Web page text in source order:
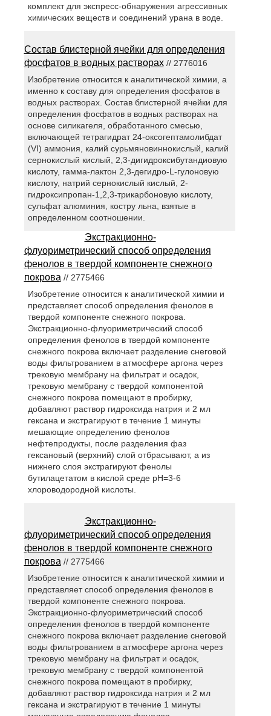
комплект для экспресс-обнаружения агрессивных
химических веществ и соединений урана в воде.
Состав блистерной ячейки для определения
фосфатов в водных растворах// 2776016
Изобретение относится к аналитической химии, а
именно к составу для определения фосфатов в
водных растворах. Состав блистерной ячейки для
определения фосфатов в водных растворах на
основе силикагеля, обработанного смесью,
включающей тетрагидрат 24-оксогептамолибдат
(VI) аммония, калий сурьмяновиннокислый, калий
сернокислый кислый, 2,3-дигидроксибутандиовую
кислоту, гамма-лактон 2,3-дегидро-L-гулоновую
кислоту, натрий сернокислый кислый, 2-
гидроксипропан-1,2,3-трикарбоновую кислоту,
сульфат алюминия, костру льна, взятые в
определенном соотношении.
Экстракционно-
флуориметрический способ определения
фенолов в твердой компоненте снежного
покрова // 2775466
Изобретение относится к аналитической химии и
представляет способ определения фенолов в
твердой компоненте снежного покрова.
Экстракционно-флуориметрический способ
определения фенолов в твердой компоненте
снежного покрова включает разделение снеговой
воды фильтрованием в атмосфере аргона через
трековую мембрану на фильтрат и осадок,
трековую мембрану с твердой компонентой
снежного покрова помещают в пробирку,
добавляют раствор гидроксида натрия и 2 мл
гексана и экстрагируют в течение 1 минуты
мешающие определению фенолов
нефтепродукты, после разделения фаз
гексановый (верхний) слой отбрасывают, а из
нижнего слоя экстрагируют фенолы
бутилацетатом в кислой среде pH=3-6
хлороводородной кислоты.
Экстракционно-
флуориметрический способ определения
фенолов в твердой компоненте снежного
покрова // 2775466
Изобретение относится к аналитической химии и
представляет способ определения фенолов в
твердой компоненте снежного покрова.
Экстракционно-флуориметрический способ
определения фенолов в твердой компоненте
снежного покрова включает разделение снеговой
воды фильтрованием в атмосфере аргона через
трековую мембрану на фильтрат и осадок,
трековую мембрану с твердой компонентой
снежного покрова помещают в пробирку,
добавляют раствор гидроксида натрия и 2 мл
гексана и экстрагируют в течение 1 минуты